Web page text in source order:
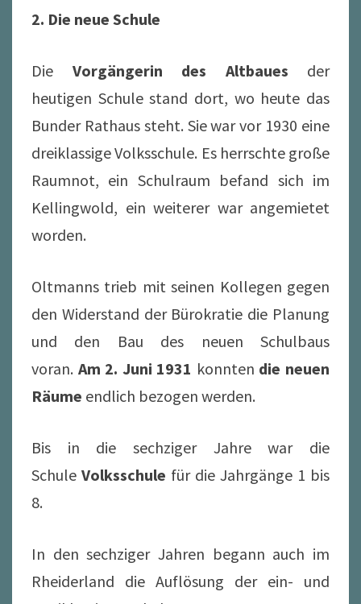
2. Die neue Schule
Die Vorgängerin des Altbaues der
heutigen Schule stand dort, wo heute das
Bunder Rathaus steht. Sie war vor 1930 eine
dreiklassige Volksschule. Es herrschte große
Raumnot, ein Schulraum befand sich im
Kellingwold, ein weiterer war angemietet
worden.
Oltmanns trieb mit seinen Kollegen gegen
den Widerstand der Bürokratie die Planung
und den Bau des neuen Schulbaus
voran. Am 2. Juni 1931 konnten die neuen
Räume endlich bezogen werden.
Bis in die sechziger Jahre war die
Schule Volksschule für die Jahrgänge 1 bis
8.
In den sechziger Jahren begann auch im
Rheiderland die Auflösung der ein- und